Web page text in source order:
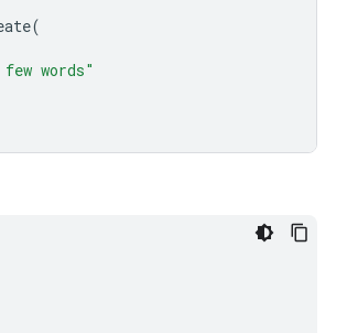
(
words"